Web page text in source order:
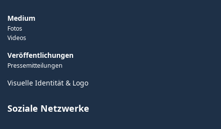
Medium
Fotos
Videos
Veröffentlichungen
Pressemitteilungen
Visuelle Identität & Logo
Soziale Netzwerke